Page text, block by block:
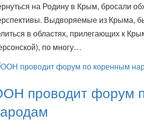
на Родину в Крым, бросали
Выдворяемые из Крыма,
в областях, прилегающих к
по многу…
проводит форум